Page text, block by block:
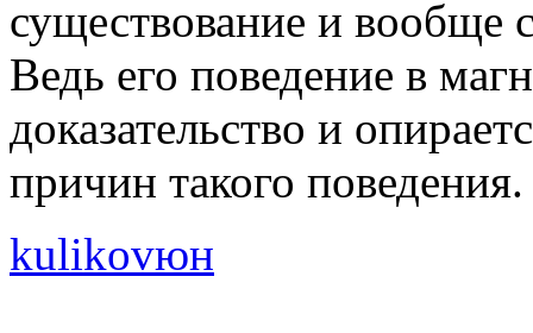
существование и вообще
Ведь его поведение в
доказательство и
причин такого поведения.
kulikovюн